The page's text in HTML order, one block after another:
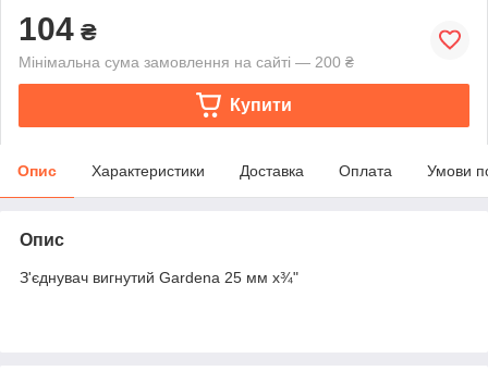
104 ₴
Мінімальна сума замовлення на сайті — 200 ₴
Купити
Опис Характеристики Доставка Оплата Умови
Опис
З'єднувач вигнутий Gardena 25 мм x¾"